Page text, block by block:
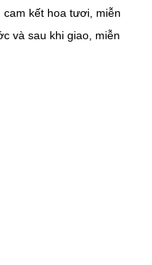
kết hoa tươi, miễn
và sau khi giao, miễn
Hà Nội Hà Nội
- Hà Nội Hà Nội
Hòa - Hà Nội Hà Nội